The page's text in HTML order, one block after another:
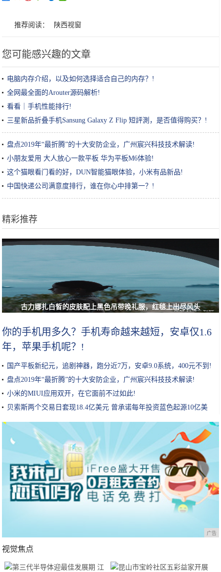
推荐阅读： 陕西视窗
您可能感兴趣的文章
电脑内存介绍，以及如何选择适合自己的内存？!
全网最全面的Arouter源码解析!
看看｜手机性能排行!
三星新品折叠手机Sansung Galaxy Z Flip 短評測，是否值得购买？!
盘点2019年“最折腾”的十大安防企业，广州宸兴科技技术解读!
小朋友爱用 大人放心一款平板 华为平板M6体验!
这个猫眼看门看的好，DUN智能猫眼体验，小米有品新品!
中国快递公司满意度排行，谁在你心中排第一？!
精彩推荐
古力娜扎白皙的皮肤配上黑色吊带晚礼服，红毯上出尽风头
你的手机用多久？手机寿命越来越短，安卓仅1.6
年，苹果手机呢？!
国产平板新纪元，追剧神器，跑分近7万，安卓9.0系统，400元不到!
盘点2019年“最折腾”的十大安防企业，广州宸兴科技技术解读!
小米的MIUI应用双开，在它面前不过如此!
贝索斯两个交易日套现18.4亿美元 曾承诺每年投资蓝色起源10亿美
元!
广告
视觉焦点